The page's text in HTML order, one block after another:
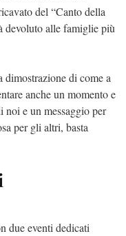
del “Canto della
devoluto alle famiglie più
di come a
anche un momento e
noi e un messaggio per
per gli altri, basta
due eventi dedicati